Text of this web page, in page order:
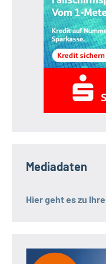
Mediadaten
Hier geht es zu